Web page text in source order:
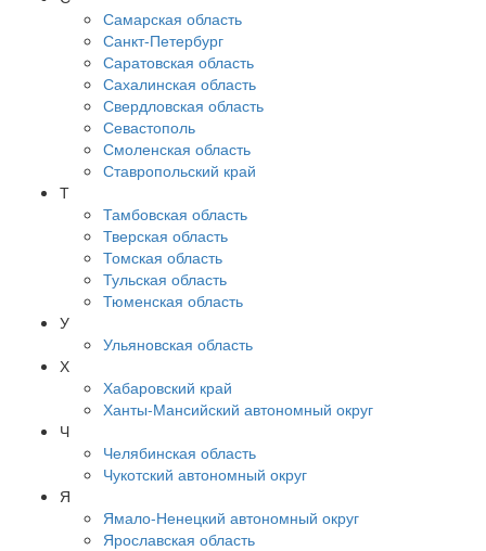
Самарская область
Санкт-Петербург
Саратовская область
Сахалинская область
Свердловская область
Севастополь
Смоленская область
Ставропольский край
Т
Тамбовская область
Тверская область
Томская область
Тульская область
Тюменская область
У
Ульяновская область
Х
Хабаровский край
Ханты-Мансийский автономный округ
Ч
Челябинская область
Чукотский автономный округ
Я
Ямало-Ненецкий автономный округ
Ярославская область